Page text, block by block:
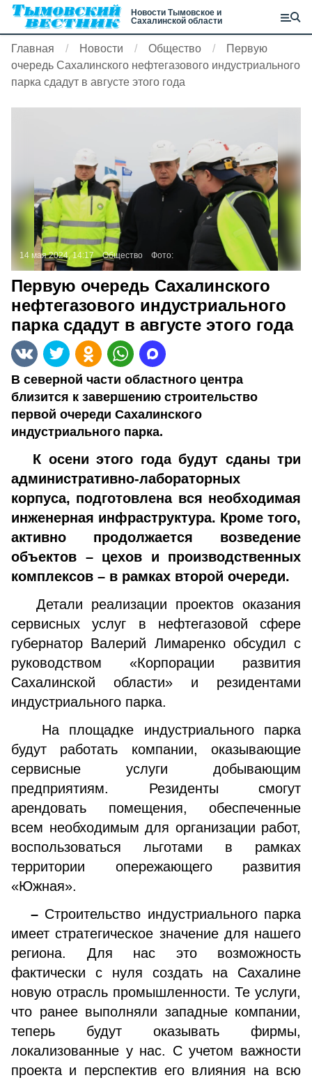
Новости Тымовское и
Сахалинской области
Главная Новости Общество
Первую
очередь Сахалинского нефтегазового индустриального
парка сдадут в августе этого года
14 мая 2024, 14:17 Общество Фото:
Первую очередь Сахалинского
нефтегазового индустриального
парка сдадут в августе этого года
В северной части областного центра
близится к завершению строительство
первой очереди Сахалинского
индустриального парка.
К осени этого года будут сданы три
административно-лабораторных
корпуса, подготовлена вся необходимая
инженерная инфраструктура. Кроме того,
активно продолжается возведение
объектов – цехов и производственных
комплексов – в рамках второй очереди.
Детали реализации проектов оказания
сервисных услуг в нефтегазовой сфере
губернатор Валерий Лимаренко обсудил с
руководством «Корпорации развития
Сахалинской области» и резидентами
индустриального парка.
На площадке индустриального парка
будут работать компании, оказывающие
сервисные услуги добывающим
предприятиям. Резиденты смогут
арендовать помещения, обеспеченные
всем необходимым для организации работ,
воспользоваться льготами в рамках
территории опережающего развития
«Южная».
– Строительство индустриального парка
имеет стратегическое значение для нашего
региона. Для нас это возможность
фактически с нуля создать на Сахалине
новую отрасль промышленности. Те услуги,
что ранее выполняли западные компании,
теперь будут оказывать фирмы,
локализованные у нас. С учетом важности
проекта и перспектив его влияния на всю